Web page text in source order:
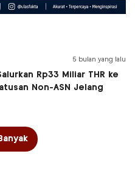
5 bulan yang lalu
Rp33 Miliar THR ke
Non-ASN Jelang